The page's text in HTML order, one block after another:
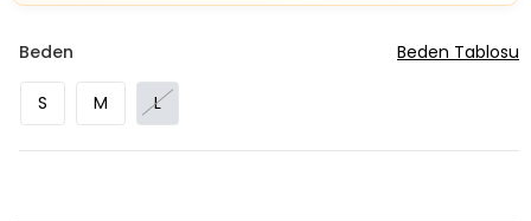
Beden
S M L
Beden Tablosu